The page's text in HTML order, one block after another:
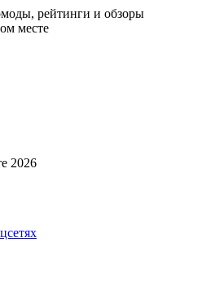
рейтинги и обзоры
месте
2026